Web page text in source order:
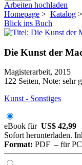
Arbeiten hochladen
Homepage > Katalog >
Blick ins Buch
Die Kunst der
Magisterarbeit, 2015
122 Seiten, Note: sehr
Kunst - Sonstiges
eBook für US$ 42,99
Sofort herunterladen.
Format: PDF – für